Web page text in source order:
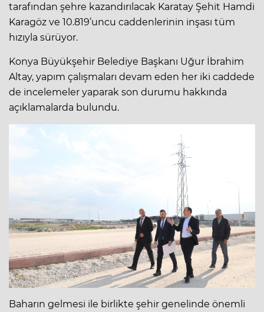
tarafından şehre kazandırılacak Karatay Şehit Hamdi
Karagöz ve 10.819’uncu caddenlerinin inşası tüm
hızıyla sürüyor.
Konya Büyükşehir Belediye Başkanı Uğur İbrahim
Altay, yapım çalışmaları devam eden her iki caddede
de incelemeler yaparak son durumu hakkında
açıklamalarda bulundu.
Baharın gelmesi ile birlikte şehir genelinde önemli